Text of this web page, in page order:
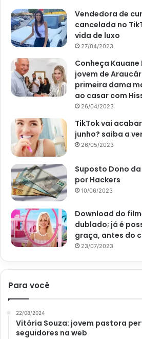
notíciasem nosso site.
crime
policia
Vendedora de
cancelada no
vida de luxo
27/04/2023
Conheça
jovem de
primeira dama
ao casar com
26/04/2023
TikTok vai
junho? saiba a
26/05/2023
Suposto Dono da
por Hackers
10/06/2023
Download do
dublado; já é
graça, antes do
23/07/2023
Para você
22/08/2024
Vitória Souza: jovem pastora
seguidores na web